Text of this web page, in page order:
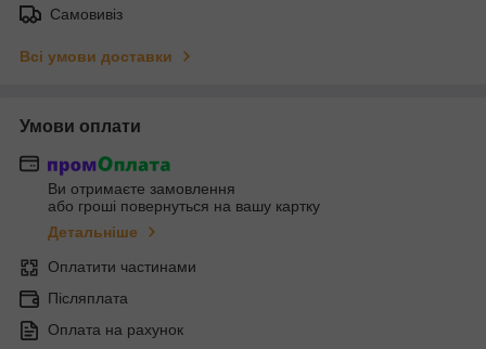
Самовивіз
Всі умови доставки
Умови оплати
Ви отримаєте замовлення
або гроші повернуться на вашу картку
Детальніше
Оплатити частинами
Післяплата
Оплата на рахунок